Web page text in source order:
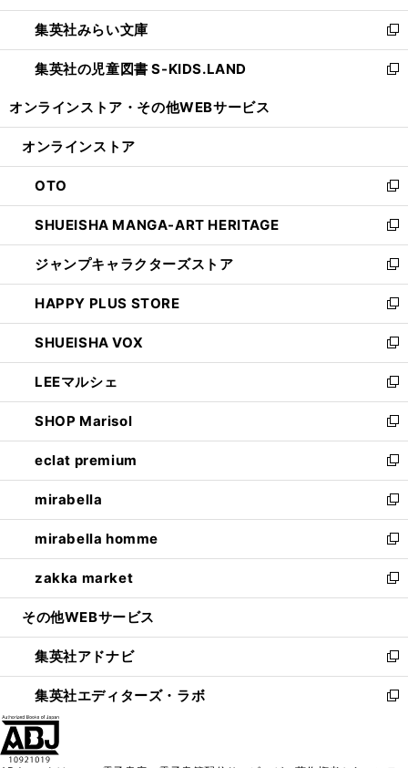
開
く
ウ
で
開
く
ン
ド
ウ
で
ウ
ィ
ン
ド
開
集英社みらい文庫
新
し
い
ン
ウ
で
開
く
集英社の児童図書 S-KIDS.LAND
新
ウ
ン
ド
ウ
で
開
く
オンラインストア・ その他WEBサービス
オンラインストア
OTO
新
し
い
ウ
ィ
ン
ド
ウ
で
開
く
SHUEISHA MANGA-ART HERITAGE
新
し
い
ウ
ィ
ン
ド
ウ
で
開
く
ジャンプキャラクターズストア
新
し
い
ウ
ィ
ン
ド
ウ
で
開
く
HAPPY PLUS STORE
新
し
い
ウ
ィ
ン
ド
ウ
で
開
く
SHUEISHA VOX
新
し
い
ウ
ィ
ン
ド
ウ
で
開
く
LEEマルシェ
新
し
い
ウ
ィ
ン
ド
ウ
で
開
く
SHOP Marisol
新
し
い
ウ
ィ
ン
ド
ウ
で
開
eclat premium
新
し
い
ウ
ィ
ン
ド
ウ
開
く
mirabella
新
し
い
ウ
ィ
ン
ウ
で
開
く
mirabella homme
新
し
い
ウ
ン
ド
ウ
で
zakka market
新
し
ウ
ィ
ン
ド
その他WEBサービス
集英社アドナビ
新
し
い
集英社エディターズ・ラボ
新